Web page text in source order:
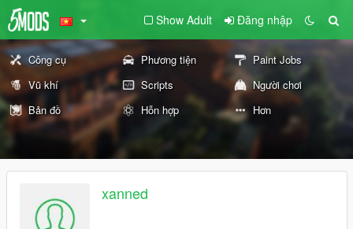
Show Adult Đăng nhập
Công cụ Phương tiện
Paint Jobs
Vũ khí
Scripts
Người chơi
Bản đồ
Hỗn hợp Hơn
xanned